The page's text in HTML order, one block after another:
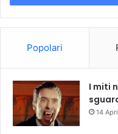
Popolari
I miti
14